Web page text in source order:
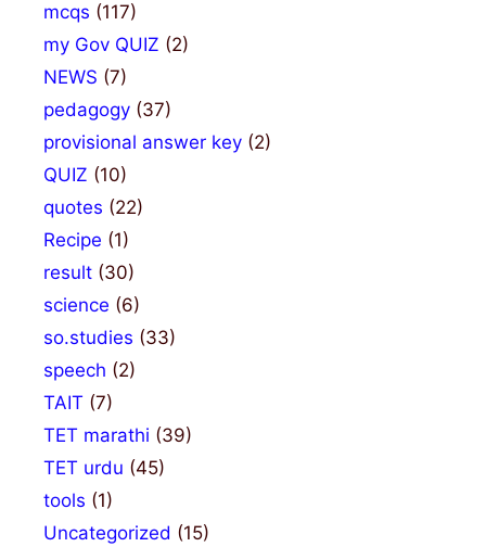
mcqs (117)
my Gov QUIZ (2)
NEWS (7)
pedagogy (37)
provisional answer key (2)
QUIZ (10)
quotes (22)
Recipe (1)
result (30)
science (6)
so.studies (33)
speech (2)
TAIT (7)
TET marathi (39)
TET urdu (45)
tools (1)
Uncategorized (15)